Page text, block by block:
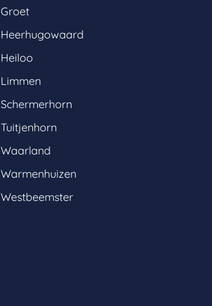
Groet
Heerhugowaard
Heiloo
Limmen
Schermerhorn
Tuitjenhorn
Waarland
Warmenhuizen
Westbeemster